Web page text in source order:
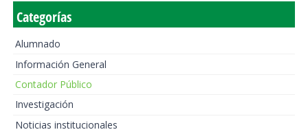
Categorías
Alumnado
Información General
Contador Público
Investigación
Noticias institucionales